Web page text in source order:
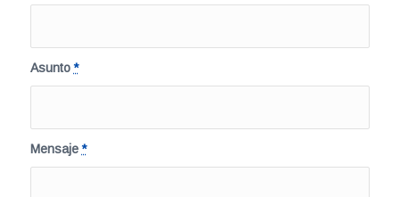
Asunto*
Mensaje*